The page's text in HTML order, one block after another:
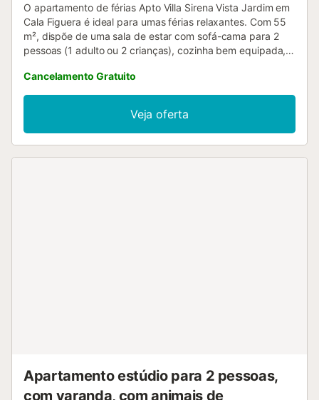
O apartamento de férias Apto Villa Sirena Vista Jardim em
Cala Figuera é ideal para umas férias relaxantes. Com 55
m², dispõe de uma sala de estar com sofá-cama para 2
pessoas (1 adulto ou 2 crianças), cozinha bem equipada, 1
Inclui Wi-Fi de alta velocidade (adequado para
videochamadas), televisão e ar condicionado. Berço e
cadeira alta também estão disponíveis. Este alojamento
oferece um terraço coberto privado onde podem relaxar
ao final do dia. Esta propriedade oferece acesso a uma
Cancelamento Gratuito
Veja oferta
Apartamento estúdio para 2 pessoas,
com varanda, com animais de